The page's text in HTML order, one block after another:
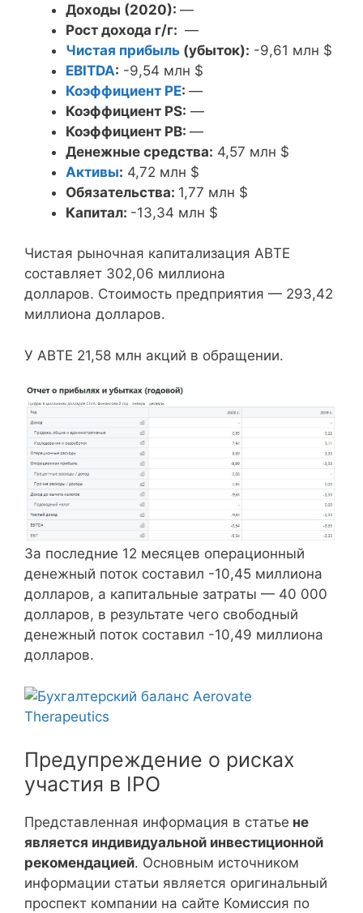
Доходы (2020): —
Рост дохода г/г: —
Чистая прибыль (убыток): -9,61 млн $
EBITDA: -9,54 млн $
Коэффициент PE: —
Коэффициент PS: —
Коэффициент PB: —
Денежные средства: 4,57 млн $
Активы: 4,72 млн $
Обязательства: 1,77 млн $
Капитал: -13,34 млн $
Чистая рыночная капитализация АВТЕ
составляет 302,06 миллиона
долларов. Стоимость предприятия — 293,42
миллиона долларов.
У АВТЕ 21,58 млн акций в обращении.
За последние 12 месяцев операционный
денежный поток составил -10,45 миллиона
долларов, а капитальные затраты — 40 000
долларов, в результате чего свободный
денежный поток составил -10,49 миллиона
долларов.
Предупреждение о рисках
участия в IPO
Представленная информация в статье не
является индивидуальной инвестиционной
рекомендацией. Основным источником
информации статьи является оригинальный
проспект компании на сайте Комиссия по